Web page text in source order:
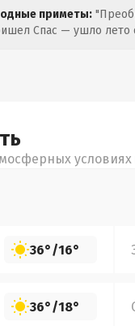
приметы:
Спас — ушло лето
условиях
36°/16°
36°/18°